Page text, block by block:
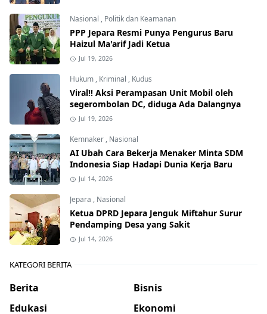
Nasional , Politik dan Keamanan
PPP Jepara Resmi Punya Pengurus Baru
Haizul Ma'arif Jadi Ketua
Jul 19, 2026
Hukum, Kriminal , Kudus
Viral!! Aksi Perampasan Unit Mobil oleh
segerombolan DC, diduga Ada Dalangnya
Jul 19, 2026
Kemnaker, Nasional
AI Ubah Cara Bekerja Menaker Minta SDM
Indonesia Siap Hadapi Dunia Kerja Baru
Jul 14, 2026
Jepara , Nasional
Ketua DPRD Jepara Jenguk Miftahur Surur
Pendamping Desa yang Sakit
Jul 14, 2026
KATEGORI BERITA
Berita
Bisnis
Edukasi
Ekonomi